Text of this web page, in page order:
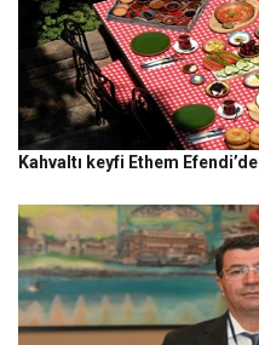
Kahvaltı keyfi Ethem Efendi’de